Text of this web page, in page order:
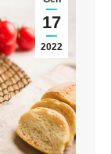
17
2022